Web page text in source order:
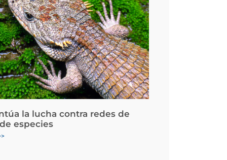
la lucha contra redes de
especies